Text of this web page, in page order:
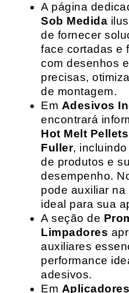
A página
Sob Medida
de fornecer
face cortadas e
com desenhos
precisas,
de montagem.
Em Adesivos
encontrará
Hot Melt
Fuller,
de produtos e
desempenho.
pode auxiliar
ideal para sua
A seção de
Limpadores
auxiliares
performance
adesivos.
Em